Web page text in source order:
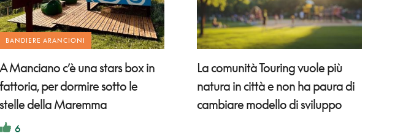
BANDIERE ARANCIONI
A Manciano c’è una stars box in
fattoria, per dormire sotto le
stelle della Maremma
6
La comunità Touring vuole più
natura in città e non ha paura di
cambiare modello di sviluppo